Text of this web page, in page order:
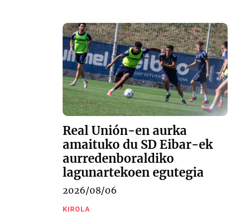
Real Unión-en aurka
amaituko du SD Eibar-ek
aurredenboraldiko
lagunartekoen egutegia
2026/08/06
KIROLA